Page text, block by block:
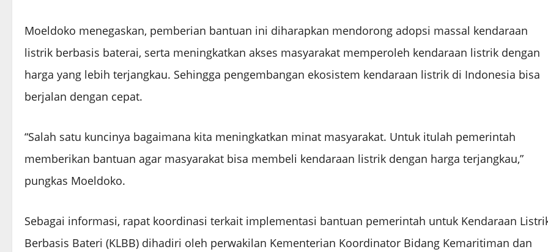
Moeldoko menegaskan, pemberian bantuan ini diharapkan mendorong adopsi massal kendaraan
listrik berbasis baterai, serta meningkatkan akses masyarakat memperoleh kendaraan listrik dengan
harga yang lebih terjangkau. Sehingga pengembangan ekosistem kendaraan listrik di Indonesia bisa
berjalan dengan cepat.
“Salah satu kuncinya bagaimana kita meningkatkan minat masyarakat. Untuk itulah pemerintah
memberikan bantuan agar masyarakat bisa membeli kendaraan listrik dengan harga terjangkau,”
pungkas Moeldoko.
Sebagai informasi, rapat koordinasi terkait implementasi bantuan pemerintah untuk Kendaraan
Berbasis Bateri (KLBB) dihadiri oleh perwakilan Kementerian Koordinator Bidang Kemaritiman dan